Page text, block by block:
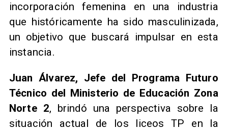
incorporación femenina en una industria
que históricamente ha sido masculinizada,
un objetivo que buscará impulsar en esta
instancia.
Juan Álvarez, Jefe del Programa Futuro
Técnico del Ministerio de Educación Zona
Norte 2, brindó una perspectiva sobre la
situación actual de los liceos TP en la